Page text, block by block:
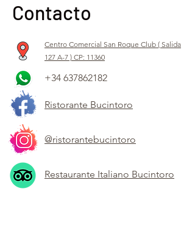
Contacto
Centro Comercial San Roque Club ( Salida
127 A-7 ) CP: 11360
+34 637862182
Ristorante Bucintoro
@ristorantebucintoro
Restaurante Italiano Bucintoro